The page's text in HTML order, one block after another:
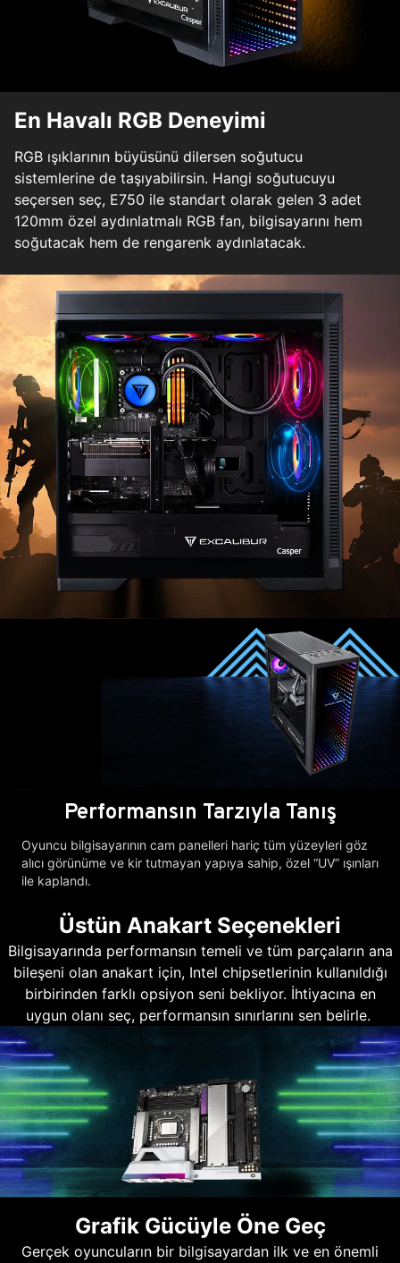
En Havalı RGB Deneyimi
RGB ışıklarının büyüsünü dilersen soğutucu
sistemlerine de taşıyabilirsin. Hangi soğutucuyu
seçersen seç, E750 ile standart olarak gelen 3 adet
120mm özel aydınlatmalı RGB fan, bilgisayarını hem
soğutacak hem de rengarenk aydınlatacak.
Performansın Tarzıyla Tanış
Oyuncu bilgisayarının cam panelleri hariç tüm yüzeyleri göz
alıcı görünüme ve kir tutmayan yapıya sahip, özel “UV” ışınları
ile kaplandı.
Üstün Anakart Seçenekleri
Bilgisayarında performansın temeli ve tüm parçaların ana
bileşeni olan anakart için, Intel chipsetlerinin kullanıldığı
birbirinden farklı opsiyon seni bekliyor. İhtiyacına en
uygun olanı seç, performansın sınırlarını sen belirle.
Grafik Gücüyle Öne Geç
Gerçek oyuncuların bir bilgisayardan ilk ve en önemli